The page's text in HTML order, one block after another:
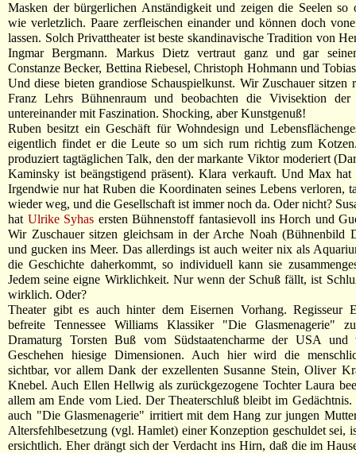
Masken der bürgerlichen Anständigkeit und zeigen die Seelen so
wie verletzlich. Paare zerfleischen einander und können doch
lassen. Solch Privattheater ist beste skandinavische Tradition von
Ingmar Bergmann. Markus Dietz vertraut ganz und gar
Constanze Becker, Bettina Riebesel, Christoph Hohmann und
Und diese bieten grandiose Schauspielkunst. Wir Zuschauer sitzen
Franz Lehrs Bühnenraum und beobachten die Vivisektion der
untereinander mit Faszination. Shocking, aber Kunstgenuß!
Ruben besitzt ein Geschäft für Wohndesign und
eigentlich findet er die Leute so um sich rum richtig zum
produziert tagtäglichen Talk, den der markante Viktor moderiert
Kaminsky ist beängstigend präsent). Klara verkauft. Und Max hat
Irgendwie nur hat Ruben die Koordinaten seines Lebens verloren,
wieder weg, und die Gesellschaft ist immer noch da. Oder nicht?
hat Ulrike Syhas ersten Bühnenstoff fantasievoll ins Horch und
Wir Zuschauer sitzen gleichsam in der Arche Noah (Bühnenbild
und gucken ins Meer. Das allerdings ist auch weiter nix als
die Geschichte daherkommt, so individuell kann sie
Jedem seine eigne Wirklichkeit. Nur wenn der Schuß fällt, ist
wirklich. Oder?
Theater gibt es auch hinter dem Eisernen Vorhang. Regisseur
befreite Tennessee Williams Klassiker "Die Glasmenagerie"
Dramaturg Torsten Buß vom Südstaatencharme der USA und
Geschehen hiesige Dimensionen. Auch hier wird die
sichtbar, vor allem Dank der exzellenten Susanne Stein, Oliver
Knebel. Auch Ellen Hellwig als zurückgezogene Tochter Laura
allem am Ende vom Lied. Der Theaterschluß bleibt im
auch "Die Glasmenagerie" irritiert mit dem Hang zur jungen
Altersfehlbesetzung (vgl. Hamlet) einer Konzeption geschuldet sei,
ersichtlich. Eher drängt sich der Verdacht ins Hirn, daß die im